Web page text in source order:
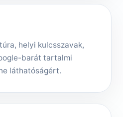
helyi kulcsszavak,
barát tartalmi
láthatóságért.